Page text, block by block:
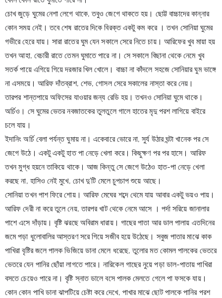
চোখ জুড়ে ঘুমের নেশা লেগে থাকে, তবুও জেগে থাকতে হয়। ছোট্ট বাচ্চাদের কান্নার
কোন সময় নেই। তবে শেষ রাতের দিকে বিরক্ত একটু কম করে । তখন সোনিয়া ঘুমের
গভীরে হেরে যায়। সারা রাতের ঘুম যেন সকালে সেরে নিতে চায়। আরিফের খুব মায়া হয়
তখন আহা, বেচারী রাতে তেমন ঘুমাতে পারে না। সে সকালে বিছানা থেকে নেমে খুব
সতর্ক পায়ে এগিয়ে গিয়ে দরজার খিল খোলে। বাচ্চা না কাঁদলে সহজে সোনিয়ার ঘুম ভাঙ্গে
না এসময়ে। আরিফ দাঁতব্রাশ, শেভ, গোসল সেরে সকালের নাস্তা করে নেয়।
তারপর শান্তপায়ে অফিসের যাওয়ার জন্য রেডি হয়। তখনও সোনিয়া ঘুমে থাকে।
অর্চিও। সে ঘুমের ভেতর নবজাতকের তুলতুলে গালে হাতের মৃদু পরশ লাগিয়ে বাইরে
চলে যায়।
ইদানিং অর্চি বেলা পর্যন্ত ঘুমায় না। একেবারে ভোরে না, সুর্য উঠার ঘন্টা খানেক পর সে
জেগে উঠে। একটু একটু হাত পা নেড়ে খেলা করে। কিছুক্ষণ পর পর হাসে। আরিফ
তখন মুগ্ধ হয়নে তাকিয়ে থাকে। আজ কিন্তু সে জেগে উঠেও হাত-পা নেড়ে খেলা
করছে না, হাসিও নেই মুখে, চোখ দু'টি মেলে চুপচাপ শুয়ে আছে।
সোনিয়া তখন পাশ ফিরে শোয়। আরিফ মেঘের শব্দে থেমে যায় আবার একটু ভয়ও পায়।
আরিফ দেরী না করে তুলে নেয়, তারপর খাট থেকে নেমে আসে । পর্দা সরিয়ে জানালার
পাশে এসে দাঁড়ায়। বৃষ্টি ঝরছে অবিরাম ধারায়। গাছের পাতা আর ডাল পালায় এতদিনের
জমে পড়া ধুলোবালির আস্তরণ সরে গিয়ে সজীব হয়ে উঠেছে। সবুজ পাতার মাঝে কাক
পাখিরা বৃষ্টির জলে পালক ভিজিয়ে ডানা মেলে ধরেছে, তুলোর মত কোমল পালকের ভেতরে
ভেতরে যেন পানির ছোঁয়া লাগতে পারে। নারিকেল গাছের নুয়ে পড়া ডাল-পাতায় পাখিরা
বসতে চেয়েও পারে না। বৃষ্টি স্নাত ডালে বসে পালক মেলতে গেলে পা ফসকে যায়।
কোন কোন পাখি ডানা ঝাপটিয়ে চেষ্টা করে দেখে, পাখার মাঝে ছোট পালকে পানির পরশ